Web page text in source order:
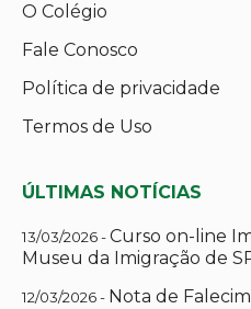
O Colégio
Fale Conosco
Política de privacidade
Termos de Uso
ÚLTIMAS NOTÍCIAS
13/03/2026 -Curso on-line
Museu da Imigração de
12/03/2026 - Nota de